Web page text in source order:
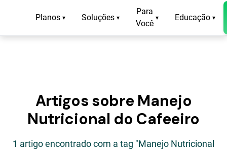
Planos ▾ Soluções ▾
Para
Você
▾ Educação ▾
Artigos sobre Manejo
Nutricional do Cafeeiro
1 artigo encontrado com a tag "Manejo Nutricional